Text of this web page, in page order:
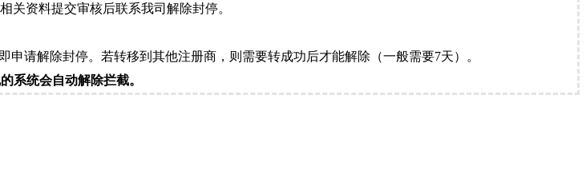
相关资料提交审核后联系我司解除封停。
申请解除封停。若转移到其他注册商，则需要转成功后才能解除（一般需要7天）。
系统会自动解除拦截。